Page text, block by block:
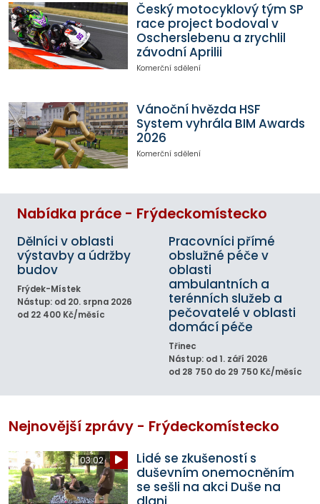
Český motocyklový tým SP
race project bodoval v
Oscherslebenu a zrychlil
závodní Aprilii
Komerční sdělení
Vánoční hvězda HSF
System vyhrála BIM Awards
2026
Komerční sdělení
Nabídka práce - Frýdeckomístecko
Dělníci v oblasti
výstavby a údržby
budov
Frýdek-Místek
Nástup: od 20. srpna 2026
od 22 400 Kč/měsíc
Pracovníci přímé
obslužné péče v
oblasti
ambulantních a
terénních služeb a
pečovatelé v oblasti
domácí péče
Třinec
Nástup: od 1. září 2026
od 28 750 do 29 750 Kč/měsíc
Nejnovější zprávy - Frýdeckomístecko
03:02
Lidé se zkušeností s
duševním onemocněním
se sešli na akci Duše na